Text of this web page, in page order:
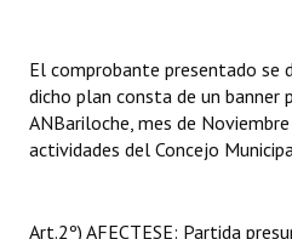
REFORMA DE LA CARTA
El comprobante presentado se
dicho plan consta de un banner
ANBariloche, mes de
actividades del Concejo
Art.2º) AFECTESE: Partida